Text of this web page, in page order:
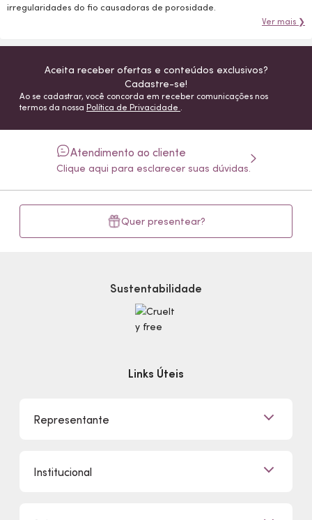
irregularidades do fio causadoras de porosidade.
Ver mais ❯
Aceita receber ofertas e conteúdos exclusivos?
Cadastre-se!
Ao se cadastrar, você concorda em receber comunicações nos
termos da nossa Política de Privacidade .
Atendimento ao cliente
Clique aqui para esclarecer suas dúvidas.
Quer presentear?
Sustentabilidade
Links Úteis
Representante
Quero Ser Representante
Institucional